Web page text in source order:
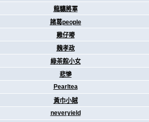
龍驤將軍
諸葛people
雞仔嘜
魏孝政
綠茶館小女
悲慘
Pearltea
黃巾小賊
neveryield